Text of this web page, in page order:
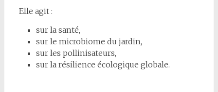
Elle agit :
sur la santé,
sur le microbiome du jardin,
sur les pollinisateurs,
sur la résilience écologique globale.